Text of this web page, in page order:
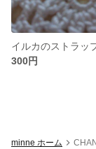
イルカのストラッ
300円
minne ホーム